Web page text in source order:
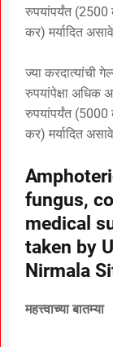
रुपयांपर्यंत
कर) मर्यादित
ज्या करदात्यांची
रुपयांपेक्षा अधिक
रुपयांपर्यंत
कर) मर्यादित
fungus,
medical
taken by
Nirmala
महत्त्वाच्या बातम्या